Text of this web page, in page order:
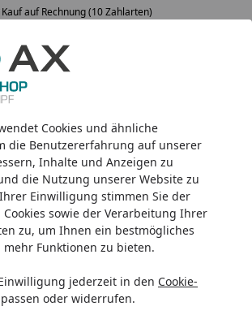
Cookies und ähnliche
die Benutzererfahrung auf unserer
Inhalte und Anzeigen zu
die Nutzung unserer Website zu
Einwilligung stimmen Sie der
sowie der Verarbeitung Ihrer
zu, um Ihnen ein bestmögliches
Funktionen zu bieten.
jederzeit in den Cookie-
oder widerrufen.
Kauf auf Rechnung (10 Zahlarten)
vom Newsletter abmelden?
mich vom Newsletter
Newsletter einfach und problemlos
klicken Sie einfach auf den Abmelde-